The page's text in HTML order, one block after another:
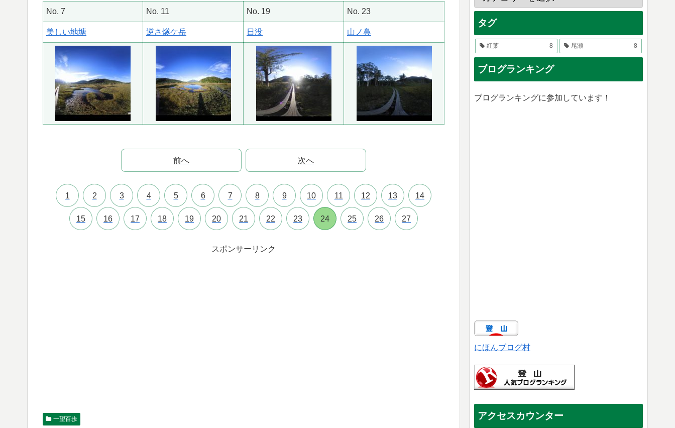
No. 7 No. 11 No. 19 No. 23
美しい地塘 逆さ燧ケ岳 日没 山ノ鼻
前へ 次へ
1 2 3 4 5 6 7 8 9 10 11 12 13 14
15 16 17 18 19 20 21 22 23 24 25 26 27
スポンサーリンク
一望百歩
タグ
紅葉 8 尾瀬 8
ブログランキング
ブログランキングに参加しています！
にほんブログ村
アクセスカウンター